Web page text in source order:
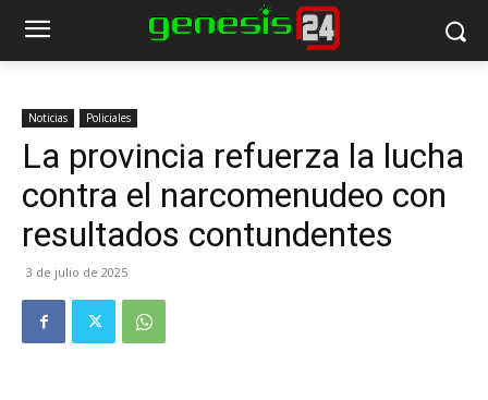
Noticias Policiales
La provincia refuerza la lucha
contra el narcomenudeo con
resultados contundentes
3 de julio de 2025